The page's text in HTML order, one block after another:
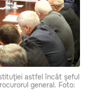
astfel încât şeful
general. Foto: